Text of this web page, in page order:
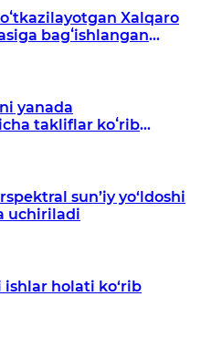
Xalqaro
bagʻishlangan
yanada
takliflar koʻrib
sun’iy yo‘ldoshi
uchiriladi
holati ko‘rib